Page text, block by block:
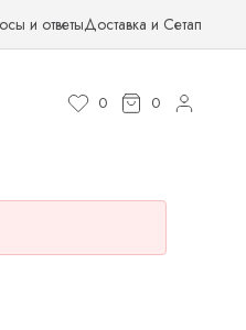
и ответыДоставка и Сетап
0 0